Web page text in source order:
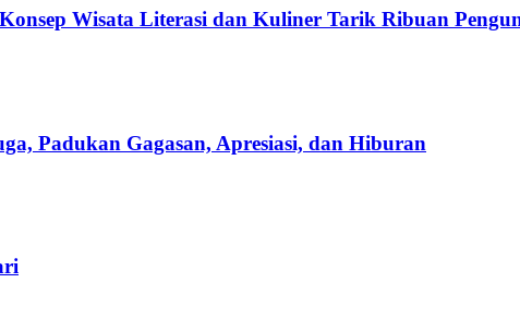
Wisata Literasi dan Kuliner Tarik Ribuan
Padukan Gagasan, Apresiasi, dan Hiburan